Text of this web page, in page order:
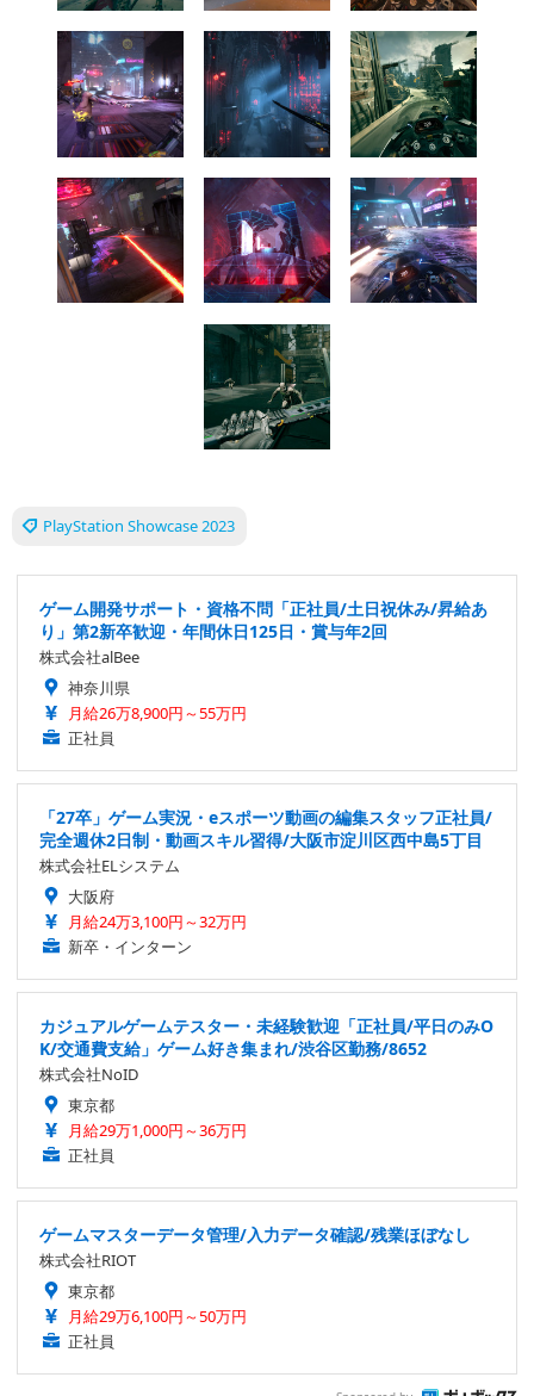
PlayStation Showcase 2023
ゲーム開発サポート・資格不問「正社員/土日祝休み/昇給あ
り」第2新卒歓迎・年間休日125日・賞与年2回
株式会社alBee
神奈川県
月給26万8,900円～55万円
正社員
「27卒」ゲーム実況・eスポーツ動画の編集スタッフ正社員/
完全週休2日制・動画スキル習得/大阪市淀川区西中島5丁目
株式会社ELシステム
大阪府
月給24万3,100円～32万円
新卒・インターン
カジュアルゲームテスター・未経験歓迎「正社員/平日のみO
K/交通費支給」ゲーム好き集まれ/渋谷区勤務/8652
株式会社NoID
東京都
月給29万1,000円～36万円
正社員
ゲームマスターデータ管理/入力データ確認/残業ほぼなし
株式会社RIOT
東京都
月給29万6,100円～50万円
正社員